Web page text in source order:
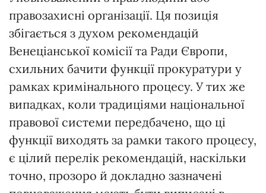
правозахисні організації. Ця позиція
збігається з духом рекомендацій
Венеціанської комісії та Ради Європи,
схильних бачити функції прокуратури у
рамках кримінального процесу. У тих же
випадках, коли традиціями національної
правової системи передбачено, що ці
функції виходять за рамки такого процесу,
є цілий перелік рекомендацій, наскільки
точно, прозоро й докладно зазначені